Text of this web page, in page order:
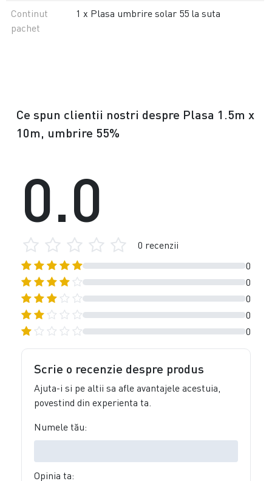
Continut
pachet
1 x Plasa umbrire solar 55 la suta
Ce spun clientii nostri despre Plasa 1.5m x
10m, umbrire 55%
0
0
0
0
0
0.0
0 recenzii
Scrie o recenzie despre produs
Ajuta-i si pe altii sa afle avantajele acestuia,
povestind din experienta ta.
Numele tău:
Opinia ta: